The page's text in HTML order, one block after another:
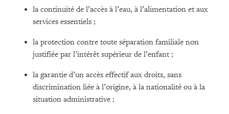
la continuité de l’accès à l’eau, à l’alimentation et aux
services essentiels ;
la protection contre toute séparation familiale non
justifiée par l’intérêt supérieur de l’enfant ;
la garantie d’un accès effectif aux droits, sans
discrimination liée à l’origine, à la nationalité ou à la
situation administrative ;